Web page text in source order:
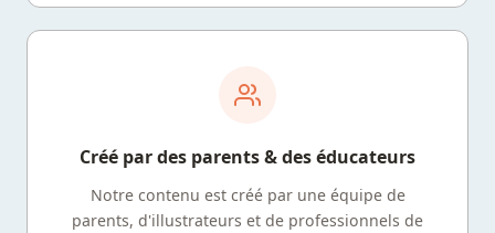
Créé par des parents & des éducateurs
Notre contenu est créé par une équipe de
parents, d'illustrateurs et de professionnels de